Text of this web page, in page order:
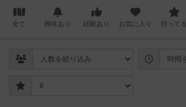
全て 興味あり 経験あり お気に入り 持ってる